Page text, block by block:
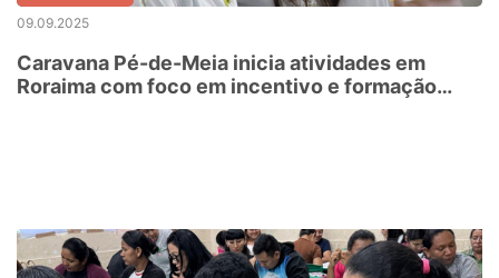
09.09.2025
Caravana Pé-de-Meia inicia atividades em
Roraima com foco em incentivo e formação